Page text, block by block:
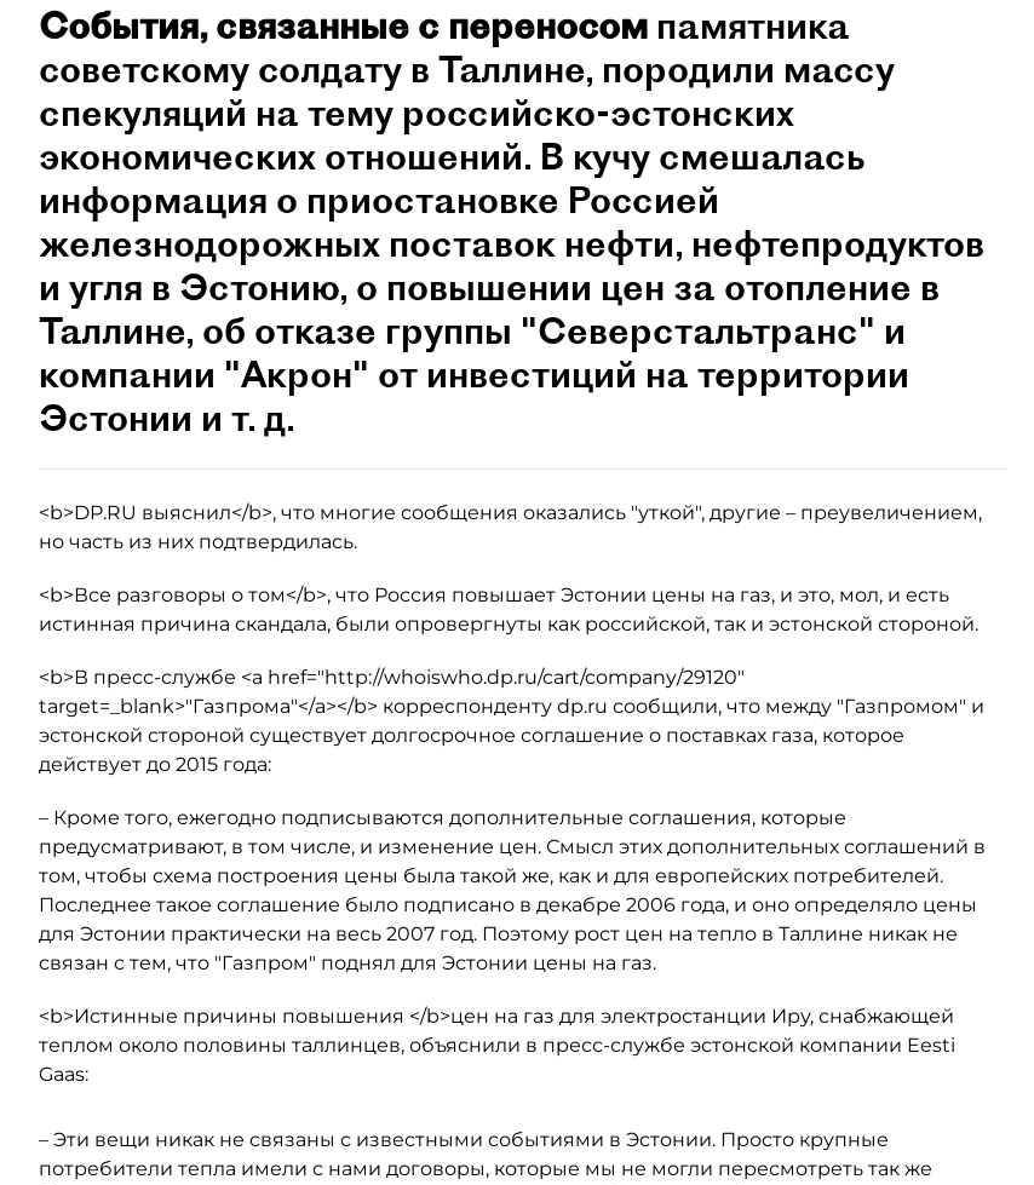
События, связанные с переносом памятника
советскому солдату в Таллине, породили массу
спекуляций на тему российско-эстонских
экономических отношений. В кучу смешалась
информация о приостановке Россией
железнодорожных поставок нефти, нефтепродуктов
и угля в Эстонию, о повышении цен за отопление в
Таллине, об отказе группы "Северстальтранс" и
компании "Акрон" от инвестиций на территории
Эстонии и т. д.
<b>DP.RU выяснил</b>, что многие сообщения оказались "уткой", другие – преувеличением,
но часть из них подтвердилась.
<b>Все разговоры о том</b>, что Россия повышает Эстонии цены на газ, и это, мол, и есть
истинная причина скандала, были опровергнуты как российской, так и эстонской стороной.
<b>В пресс-службе <a href="http://whoiswho.dp.ru/cart/company/29120"
target=_blank>"Газпрома"</a></b> корреспонденту dp.ru сообщили, что между "Газпромом" и
эстонской стороной существует долгосрочное соглашение о поставках газа, которое
действует до 2015 года:
– Кроме того, ежегодно подписываются дополнительные соглашения, которые
предусматривают, в том числе, и изменение цен. Смысл этих дополнительных соглашений в
том, чтобы схема построения цены была такой же, как и для европейских потребителей.
Последнее такое соглашение было подписано в декабре 2006 года, и оно определяло цены
для Эстонии практически на весь 2007 год. Поэтому рост цен на тепло в Таллине никак не
связан с тем, что "Газпром" поднял для Эстонии цены на газ.
<b>Истинные причины повышения </b>цен на газ для электростанции Иру, снабжающей
теплом около половины таллинцев, объяснили в пресс-службе эстонской компании Eesti
Gaas:
– Эти вещи никак не связаны с известными событиями в Эстонии. Просто крупные
потребители тепла имели с нами договоры, которые мы не могли пересмотреть так же